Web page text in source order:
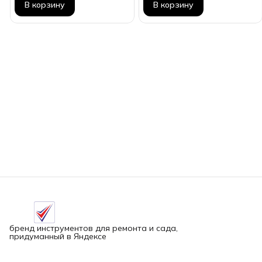
В корзину В корзину
бренд инструментов для ремонта и сада,
придуманный в Яндексе